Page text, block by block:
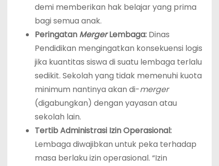
demi memberikan hak belajar yang prima
bagi semua anak.
Peringatan MergerLembaga: Dinas
Pendidikan mengingatkan konsekuensi logis
jika kuantitas siswa di suatu lembaga terlalu
sedikit. Sekolah yang tidak memenuhi kuota
minimum nantinya akan di-merger
(digabungkan) dengan yayasan atau
sekolah lain.
Tertib Administrasi Izin Operasional:
Lembaga diwajibkan untuk peka terhadap
masa berlaku izin operasional. “Izin